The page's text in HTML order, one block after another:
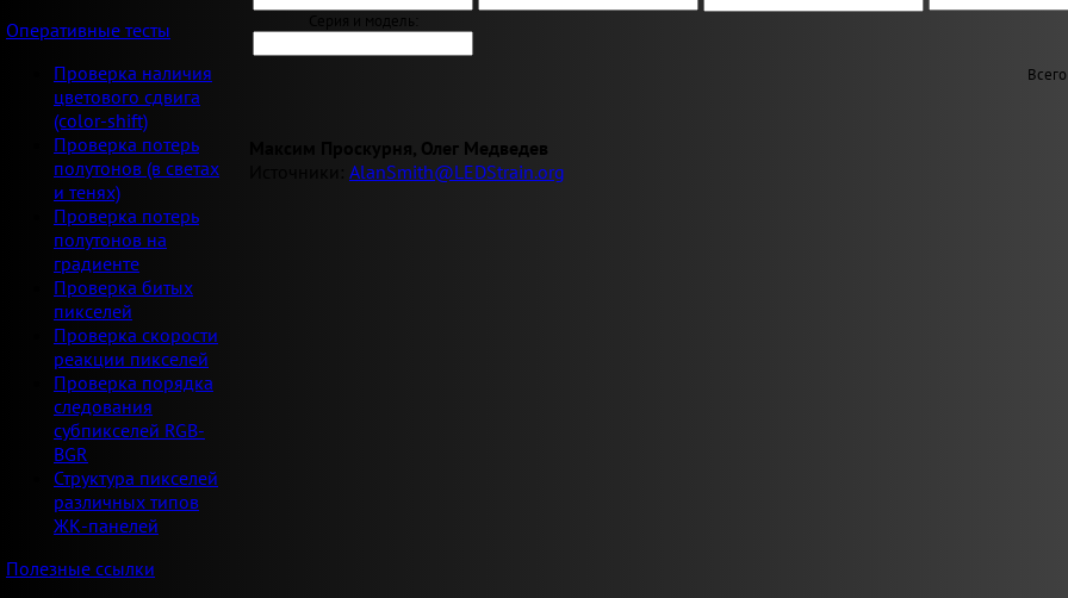
Оперативные тесты
Проверка наличия
цветового сдвига
(color-shift)
Проверка потерь
полутонов (в светах
и тенях)
Проверка потерь
полутонов на
градиенте
Проверка битых
пикселей
Проверка скорости
реакции пикселей
Проверка порядка
следования
субпикселей RGB-
BGR
Структура пикселей
различных типов
ЖК-панелей
Полезные ссылки
Серия и модель:
Максим Проскурня, Олег Медведев
AlanSmith@LEDStrain.org